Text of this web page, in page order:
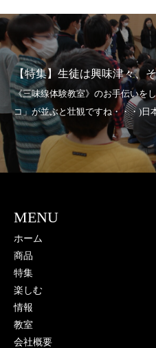
は興味津々、その理由は・・
MENU
ホーム
商品
特集
楽しむ
情報
教室
会社概要